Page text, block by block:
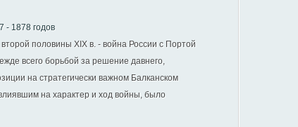
- 1878 годов
половины XIX в. - война России с Портой
всего борьбой за решение давнего,
на стратегически важном Балканском
на характер и ход войны, было